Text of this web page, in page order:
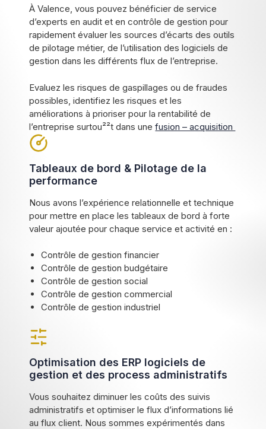
À Valence, vous pouvez bénéficier de service
d’experts en audit et en contrôle de gestion pour
rapidement évaluer les sources d’écarts des outils
de pilotage métier, de l’utilisation des logiciels de
gestion dans les différents flux de l’entreprise.
Evaluez les risques de gaspillages ou de fraudes
possibles, identifiez les risques et les
améliorations à prioriser pour la rentabilité de
l’entreprise surtou²²t dans unefusion – acquisition
Tableaux de bord & Pilotage de la
performance
Nous avons l’expérience relationnelle et technique
pour mettre en place les tableaux de bord à forte
valeur ajoutée pour chaque service et activité en :
Contrôle de gestion financier
Contrôle de gestion budgétaire
Contrôle de gestion social
Contrôle de gestion commercial
Contrôle de gestion industriel
Optimisation des ERP logiciels de
gestion et des process administratifs
Vous souhaitez diminuer les coûts des suivis
administratifs et optimiser le flux d’informations lié
au flux client. Nous sommes expérimentés dans